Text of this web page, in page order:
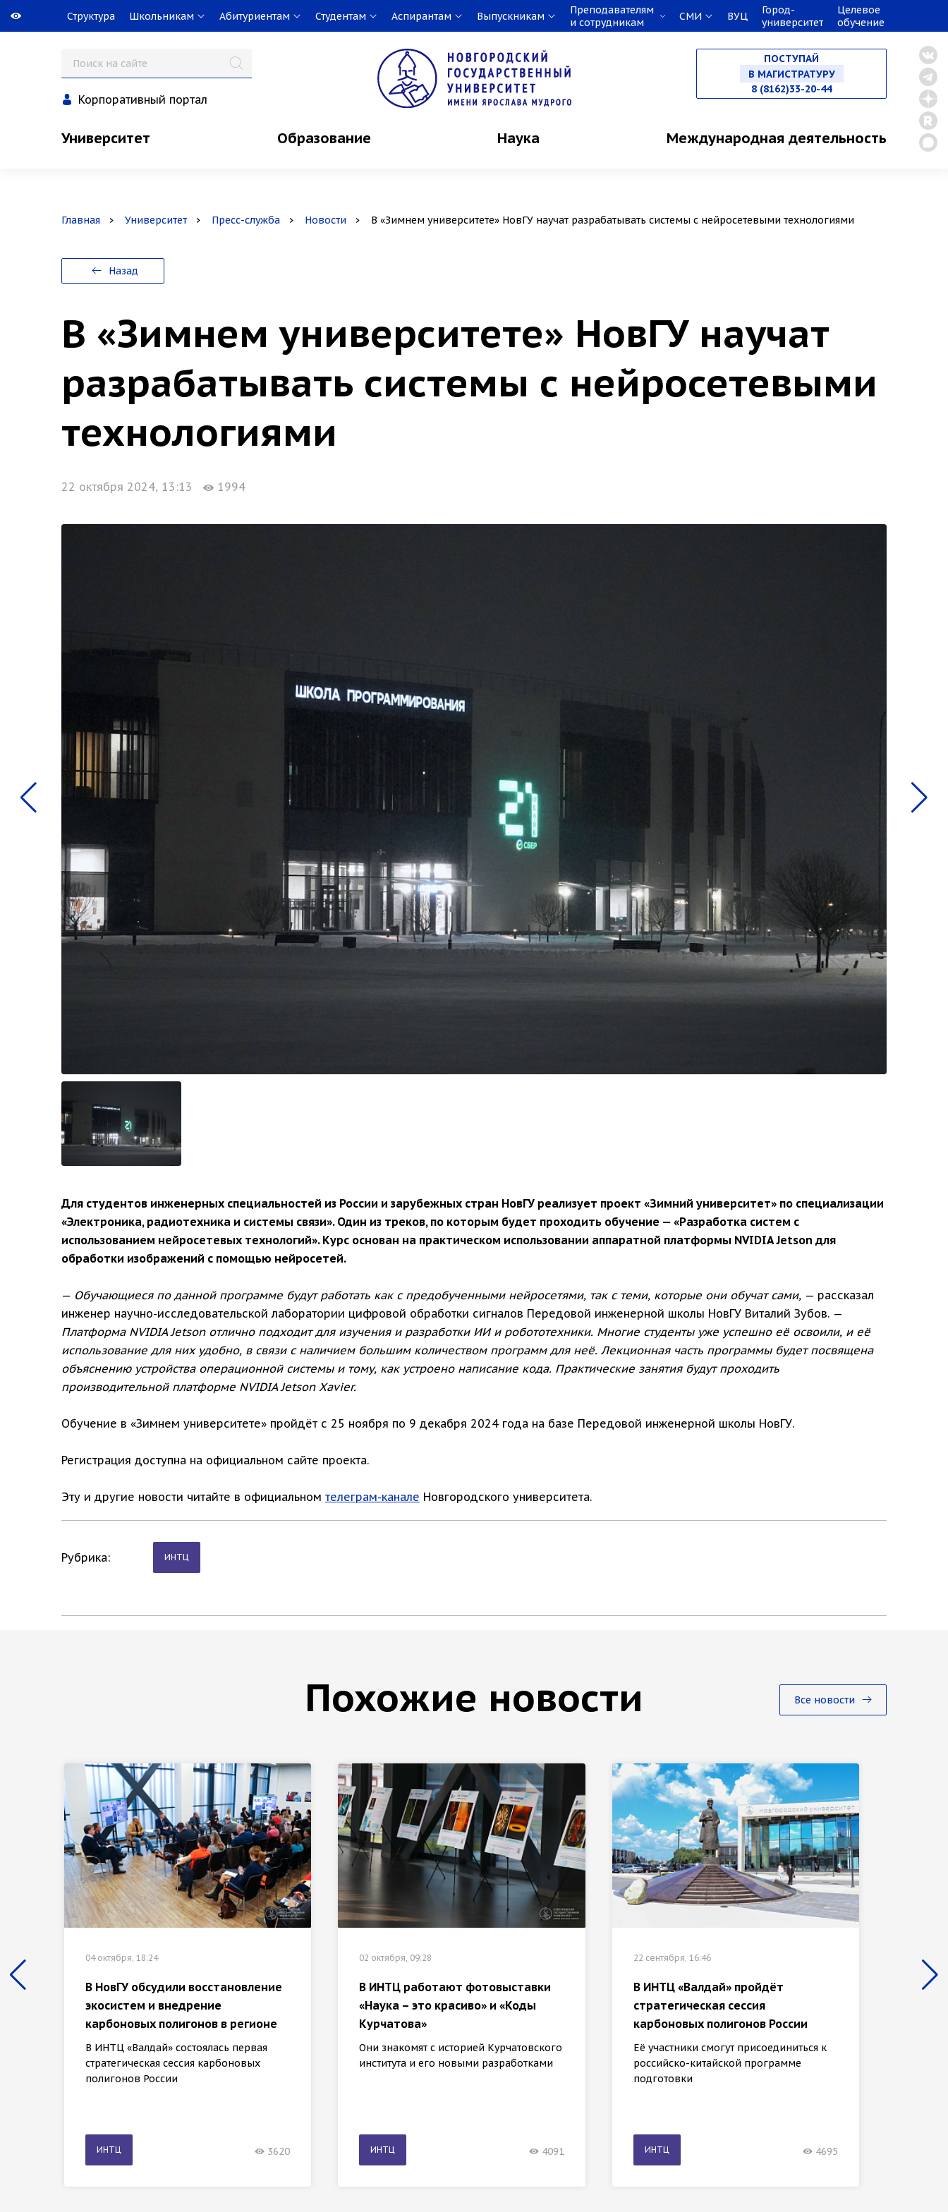
Структура Школьникам Абитуриентам Студентам Аспирантам Выпускникам
Преподавателям
и сотрудникам
СМИ ВУЦ
Город-
университет
Целевое
обучение
Корпоративный портал
ПОСТУПАЙ
НА СПЕЦИАЛИТЕТ
В МАГИСТРАТУРУ
8 (8162)33-20-44
Университет Образование Наука Международная деятельность
Главная Университет Пресс-служба Новости В «Зимнем университете» НовГУ научат разрабатывать системы с нейросетевыми технологиями
Назад
В «Зимнем университете» НовГУ научат
разрабатывать системы с нейросетевыми
технологиями
22 октября 2024, 13:13 1994
Для студентов инженерных специальностей из России и зарубежных стран НовГУ реализует проект «Зимний университет» по специализации
«Электроника, радиотехника и системы связи». Один из треков, по которым будет проходить обучение — «Разработка систем с
использованием нейросетевых технологий». Курс основан на практическом использовании аппаратной платформы NVIDIA Jetson для
обработки изображений с помощью нейросетей.
— Обучающиеся по данной программе будут работать как с предобученными нейросетями, так с теми, которые они обучат сами, — рассказал
инженер научно-исследовательской лаборатории цифровой обработки сигналов Передовой инженерной школы НовГУ Виталий Зубов. —
Платформа NVIDIA Jetson отлично подходит для изучения и разработки ИИ и робототехники. Многие студенты уже успешно её освоили, и её
использование для них удобно, в связи с наличием большим количеством программ для неё. Лекционная часть программы будет посвящена
объяснению устройства операционной системы и тому, как устроено написание кода. Практические занятия будут проходить
производительной платформе NVIDIA Jetson Xavier.
Обучение в «Зимнем университете» пройдёт с 25 ноября по 9 декабря 2024 года на базе Передовой инженерной школы НовГУ.
Регистрация доступна на официальном сайте проекта.
Эту и другие новости читайте в официальном телеграм-канале Новгородского университета.
Рубрика: ИНТЦ
Похожие новости Все новости
04 октября, 18:24
В НовГУ обсудили восстановление
экосистем и внедрение
карбоновых полигонов в регионе
В ИНТЦ «Валдай» состоялась первая
стратегическая сессия карбоновых
полигонов России
ИНТЦ 3620
02 октября, 09:28
В ИНТЦ работают фотовыставки
«Наука – это красиво» и «Коды
Курчатова»
Они знакомят с историей Курчатовского
института и его новыми разработками
ИНТЦ 4091
22 сентября, 16:46
В ИНТЦ «Валдай» пройдёт
стратегическая сессия
карбоновых полигонов России
Её участники смогут присоединиться к
российско-китайской программе
подготовки
ИНТЦ 4695